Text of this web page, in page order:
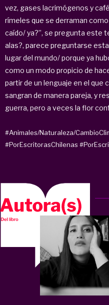
vez, gases lacrimógenos y
rímeles que se derraman
caído/ ya?”, se pregunta este
alas?, parece preguntarse
lugar del mundo/ porque ya
como un modo propicio de
partir de un lenguaje en el que
sangran de manera pareja, y
guerra, pero a veces la flor
#Animales/Naturaleza/
#PorEscritorasChilenas